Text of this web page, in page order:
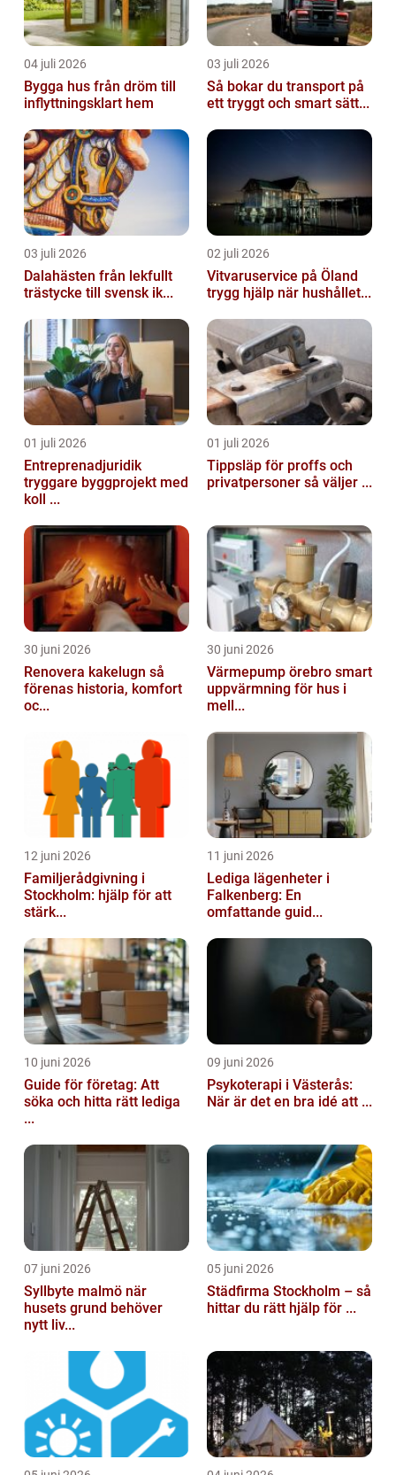
04 juli 2026
Bygga hus från dröm till
inflyttningsklart hem
03 juli 2026
Så bokar du transport på
ett tryggt och smart sätt...
03 juli 2026
Dalahästen från lekfullt
trästycke till svensk ik...
02 juli 2026
Vitvaruservice på Öland
trygg hjälp när hushållet...
01 juli 2026
Entreprenadjuridik
tryggare byggprojekt med
koll ...
01 juli 2026
Tippsläp för proffs och
privatpersoner så väljer ...
30 juni 2026
Renovera kakelugn så
förenas historia, komfort
oc...
30 juni 2026
Värmepump örebro smart
uppvärmning för hus i
mell...
12 juni 2026
Familjerådgivning i
Stockholm: hjälp för att
stärk...
11 juni 2026
Lediga lägenheter i
Falkenberg: En
omfattande guid...
10 juni 2026
Guide för företag: Att
söka och hitta rätt lediga
...
09 juni 2026
Psykoterapi i Västerås:
När är det en bra idé att ...
07 juni 2026
Syllbyte malmö när
husets grund behöver
nytt liv...
05 juni 2026
Städfirma Stockholm – så
hittar du rätt hjälp för ...